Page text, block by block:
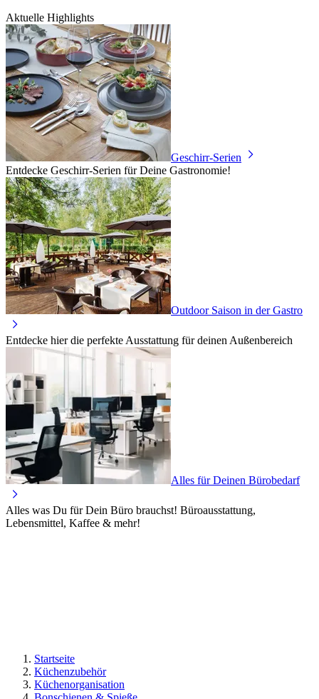
Aktuelle Highlights
Geschirr-Serien
Entdecke Geschirr-Serien für Deine Gastronomie!
Outdoor Saison in der Gastro
Entdecke hier die perfekte Ausstattung für deinen Außenbereich
Alles für Deinen Bürobedarf
Alles was Du für Dein Büro brauchst! Büroausstattung,
Lebensmittel, Kaffee & mehr!
Startseite
Küchenzubehör
Küchenorganisation